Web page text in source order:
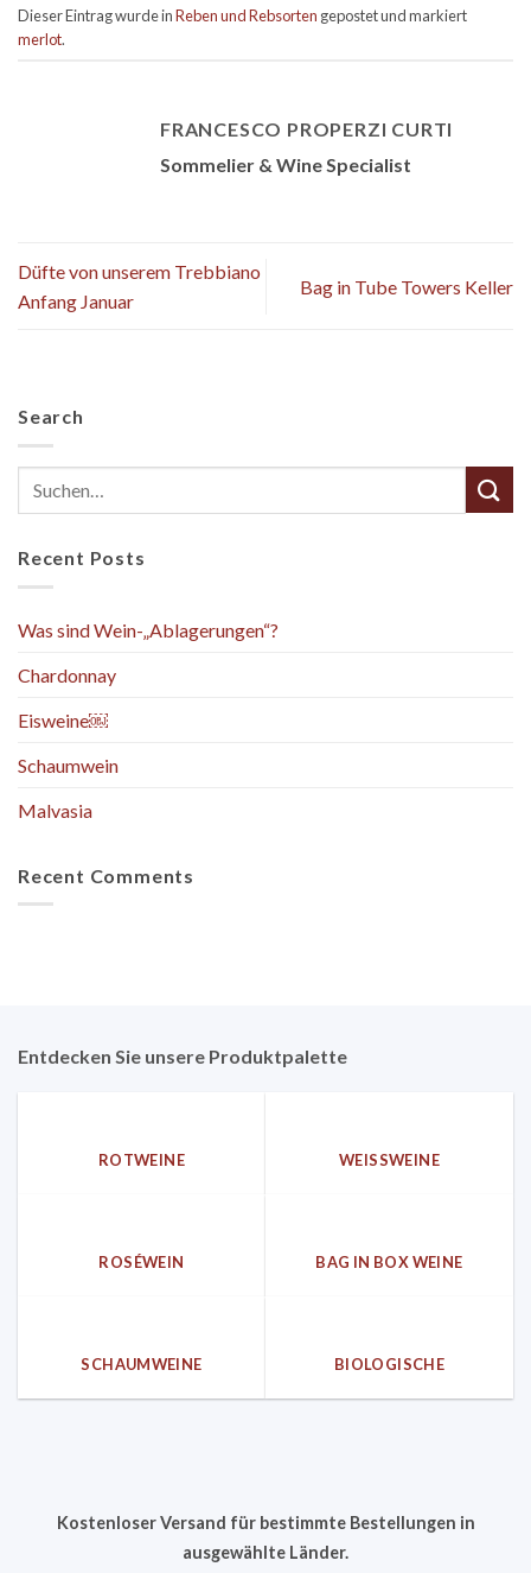
Dieser Eintrag wurde inReben und Rebsorten gepostet und markiert
merlot.
FRANCESCO PROPERZI CURTI
Sommelier & Wine Specialist
Düfte von unserem Trebbiano
Anfang Januar
Bag in Tube Towers Keller
Search
Recent Posts
Was sind Wein-„Ablagerungen“?
Chardonnay
Eisweine￼
Schaumwein
Malvasia
Recent Comments
Entdecken Sie unsere Produktpalette
ROTWEINE WEISSWEINE
ROSÉWEIN BAG IN BOX WEINE
SCHAUMWEINE BIOLOGISCHE
Kostenloser Versand für bestimmte Bestellungen in
ausgewählte Länder.